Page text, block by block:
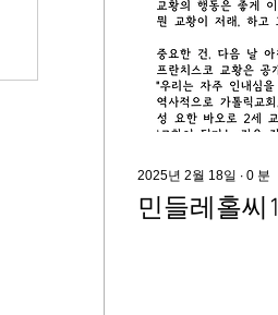
2025년 2월 18일 ∙ 0 분
민들레홀씨